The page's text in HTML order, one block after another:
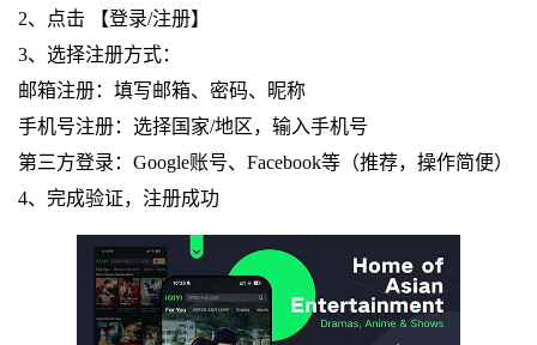
2、点击 【登录/注册】
3、选择注册方式：
邮箱注册：填写邮箱、密码、昵称
手机号注册：选择国家/地区，输入手机号
第三方登录：Google账号、Facebook等（推荐，操作简便）
4、完成验证，注册成功